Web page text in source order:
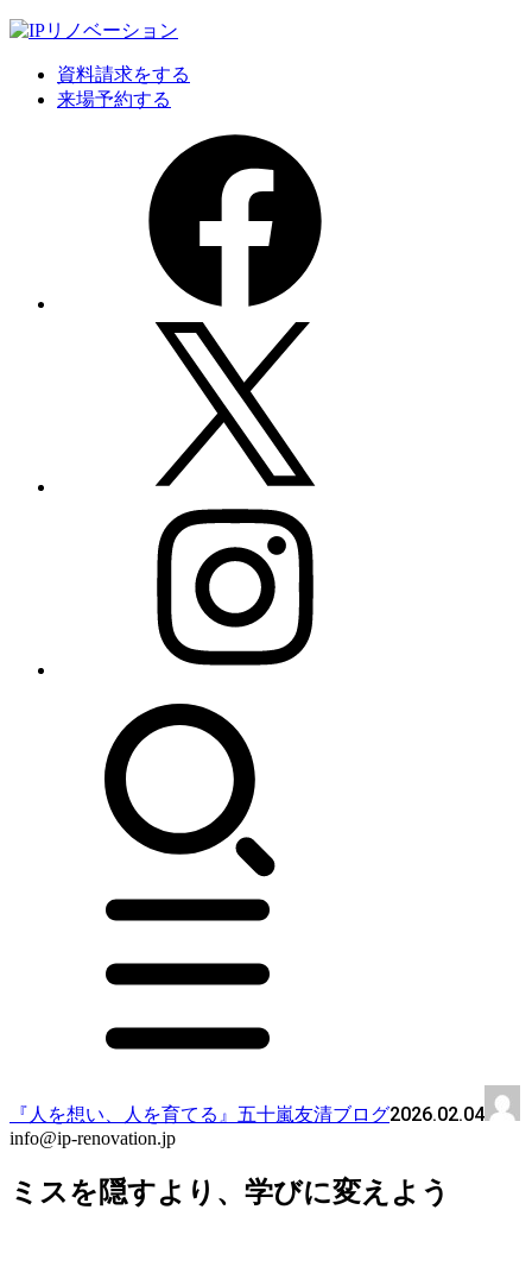
資料請求をする
来場予約する
『人を想い、人を育てる』五十嵐友清ブログ2026.02.04
info@ip-renovation.jp
ミスを隠すより、学びに変えよう